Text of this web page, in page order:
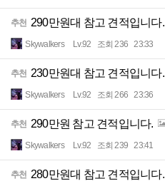
추천 290만원대 참고 견적입니다.
Skywalkers Lv.92 조회 236 23:33
추천 230만원대 참고 견적입니다.
Skywalkers Lv.92 조회 266 23:36
추천 290만원 참고 견적입니다.
Skywalkers Lv.92 조회 239 23:41
추천 280만원대 참고 견적입니다.